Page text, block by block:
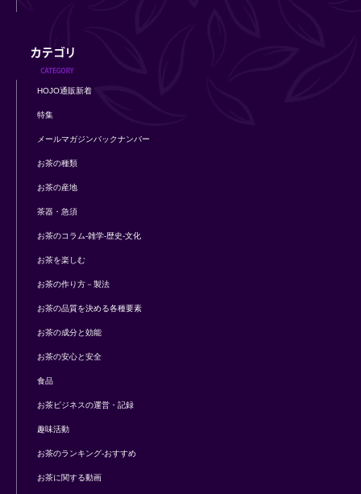
HOJO通販新着
特集
メールマガジンバックナンバー
お茶の種類
お茶の産地
茶器・急須
お茶のコラム-雑学-歴史-文化
お茶を楽しむ
お茶の作り方－製法
お茶の品質を決める各種要素
お茶の成分と効能
お茶の安心と安全
食品
お茶ビジネスの運営・記録
趣味活動
お茶のランキング-おすすめ
お茶に関する動画